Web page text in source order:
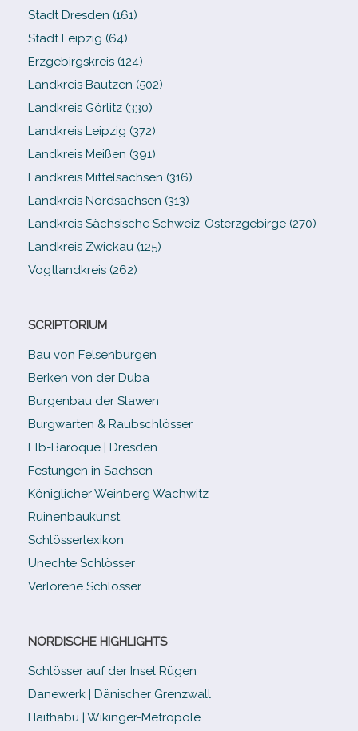
Stadt Dresden (161)
Stadt Leipzig (64)
Erzgebirgskreis (124)
Landkreis Bautzen (502)
Landkreis Görlitz (330)
Landkreis Leipzig (372)
Landkreis Meißen (391)
Landkreis Mittelsachsen (316)
Landkreis Nordsachsen (313)
Landkreis Sächsische Schweiz-​Osterzgebirge (270)
Landkreis Zwickau (125)
Vogtlandkreis (262)
SCRIPTORIUM
Bau von Felsenburgen
Berken von der Duba
Burgenbau der Slawen
Burgwarten & Raubschlösser
Elb-​Baroque | Dresden
Festungen in Sachsen
Königlicher Weinberg Wachwitz
Ruinenbaukunst
Schlösserlexikon
Unechte Schlösser
Verlorene Schlösser
NORDISCHE HIGHLIGHTS
Schlösser auf der Insel Rügen
Danewerk | Dänischer Grenzwall
Haithabu | Wikinger-Metropole